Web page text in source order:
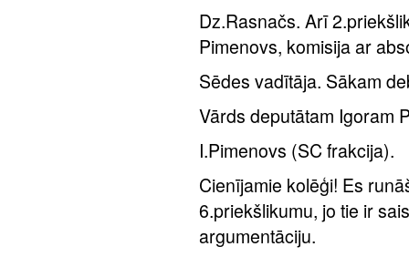
Dz.Rasnačs. Arī
Pimenovs, komisija ar
Sēdes vadītāja. Sākam
Vārds deputātam Igoram
I.Pimenovs (SC frakcija).
Cienījamie kolēģi! Es
6.priekšlikumu, jo tie ir
argumentāciju.